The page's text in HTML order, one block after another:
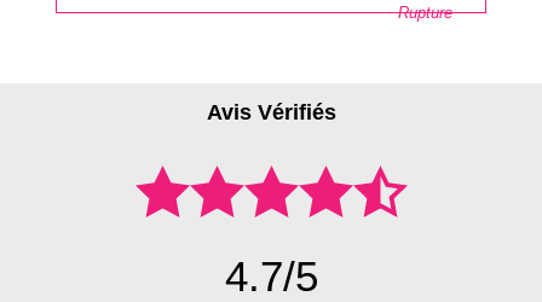
Rupture
Avis Vérifiés
4.7/5